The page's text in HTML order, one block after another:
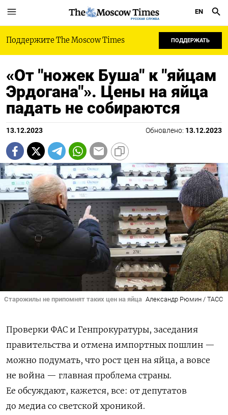
РУССКАЯ СЛУЖБА
EN
Поддержите The Moscow Times ПОДДЕРЖАТЬ
«От "ножек Буша" к "яйцам
Эрдогана"». Цены на яйца
падать не собираются
13.12.2023 Обновлено: 13.12.2023
Старожилы не припомнят таких цен на яйца Александр Рюмин / ТАСС
Проверки ФАС и Генпрокуратуры, заседания
правительства и отмена импортных пошлин —
можно подумать, что рост цен на яйца, а вовсе
не война — главная проблема страны.
Ее обсуждают, кажется, все: от депутатов
до медиа со светской хроникой.